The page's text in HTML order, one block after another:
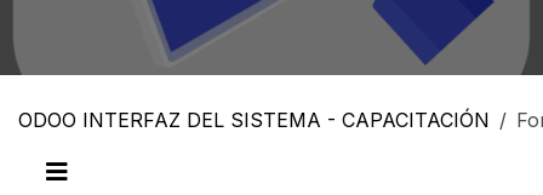
ODOO INTERFAZ DEL SISTEMA - CAPACITACIÓN